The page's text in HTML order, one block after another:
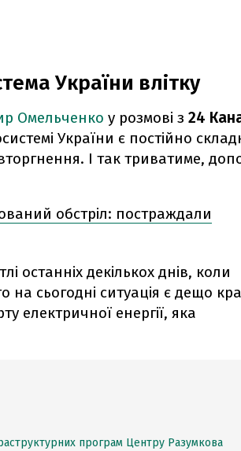
України влітку
Омельченко у розмові з 24
України є постійно
І так триватиме,
обстріл: постраждали
останніх декількох днів, коли
на сьогодні ситуація є дещо
електричної енергії, яка
програм Центру Разумкова